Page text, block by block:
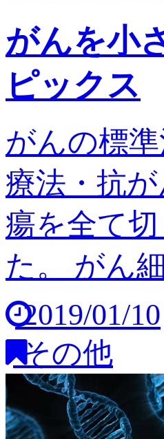
がんを小
ピックス
がんの標
療法・抗
瘍を全て
た。 がん
2019/01/10
その他